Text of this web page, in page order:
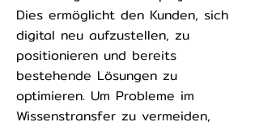
Dies ermöglicht den Kunden, sich
digital neu aufzustellen, zu
positionieren und bereits
bestehende Lösungen zu
optimieren. Um Probleme im
Wissenstransfer zu vermeiden,